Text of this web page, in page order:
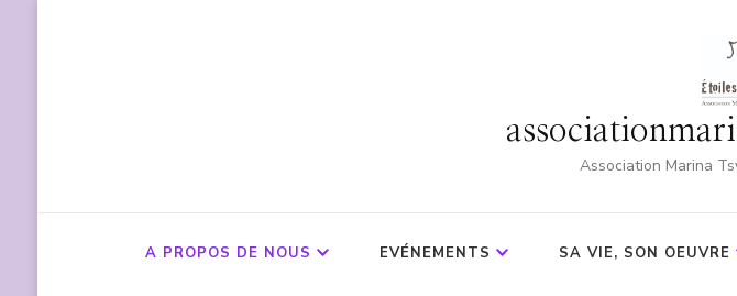
Association Marina
A PROPOS DE NOUS EVÉNEMENTS SA VIE, SON OEUVRE